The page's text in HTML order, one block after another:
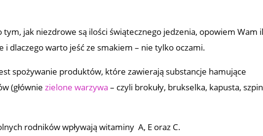
tym, jak niezdrowe są ilości świątecznego jedzenia, opowiem Wam
i dlaczego warto jeść ze smakiem – nie tylko oczami.
spożywanie produktów, które zawierają substancje hamujące
(główniezielone warzywa – czyli brokuły, brukselka, kapusta,
rodników wpływają witaminy A, E oraz C.